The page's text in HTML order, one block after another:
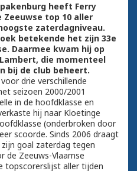
heeft Ferry
top 10 aller
zaterdagniveau.
betekende het zijn 33e
Daarmee kwam hij op
die momenteel
bij de club beheert.
drie verschillende
seizoen 2000/2001
in de hoofdklasse en
hij naar Kloetinge
(onderbroken door
scoorde. Sinds 2006 draagt
goal zaterdag tegen
de Zeeuws-Vlaamse
topscorerslijst aller tijden